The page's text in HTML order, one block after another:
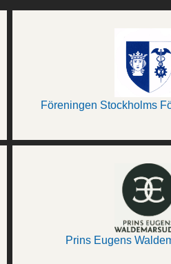
Föreningen Stockholms
Prins Eugens